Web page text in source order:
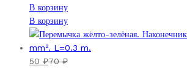
В корзину
В корзину
50 ₽70₽